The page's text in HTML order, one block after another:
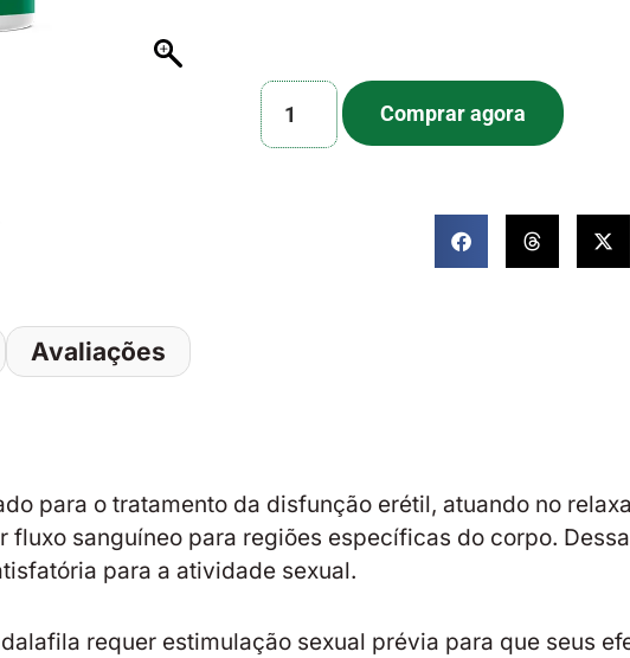
Comprar agora
Avaliações
para o tratamento da disfunção erétil, atuando no
sanguíneo para regiões específicas do corpo.
para a atividade sexual.
requer estimulação sexual prévia para que seus